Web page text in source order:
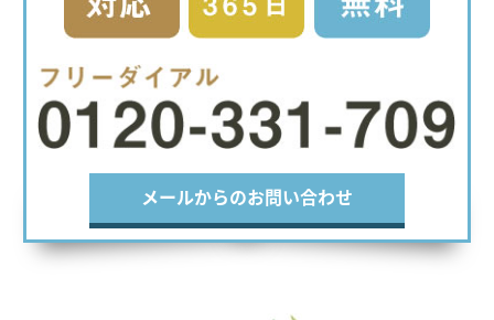
メールからのお問い合わせ